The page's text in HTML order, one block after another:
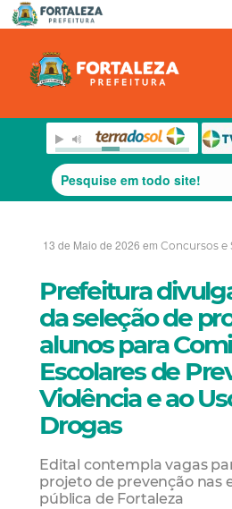
13 de Maio de 2026 em Concursos e
Prefeitura
da seleção de
alunos para
Escolares de
Violência e ao
Drogas
Edital contempla vagas
projeto de prevenção nas
pública de Fortaleza